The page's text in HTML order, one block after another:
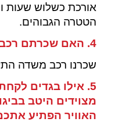
אורכת כשלוש שעות
הטטרה הגבוהים.
4. האם שכרתם רכב?
שכרנו רכב משדה
5. אילו בגדים
מצוידים היטב
האוויר הפתיע